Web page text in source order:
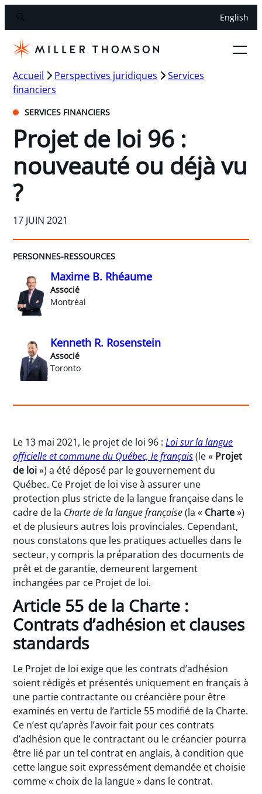
English
Accueil Perspectives juridiques
Services
financiers
SERVICES FINANCIERS
Projet de loi 96 :
nouveauté ou déjà vu
?
17 JUIN 2021
PERSONNES-RESSOURCES
Maxime B. Rhéaume
Associé
Montréal
Kenneth R. Rosenstein
Associé
Toronto
Le 13 mai 2021, le projet de loi 96 :Loi sur la langue
officielle et commune du Québec, le français(le « Projet
de loi») a été déposé par le gouvernement du
Québec. Ce Projet de loi vise à assurer une
protection plus stricte de la langue française dans le
cadre de la Charte de la langue française(la « Charte»)
et de plusieurs autres lois provinciales. Cependant,
nous constatons que les pratiques actuelles dans le
secteur, y compris la préparation des documents de
prêt et de garantie, demeurent largement
inchangées par ce Projet de loi.
Article 55 de la Charte :
Contrats d’adhésion et clauses
standards
Le Projet de loi exige que les contrats d’adhésion
soient rédigés et présentés uniquement en français à
une partie contractante ou créancière pour être
examinés en vertu de l’article 55 modifié de la Charte.
Ce n’est qu’après l’avoir fait pour ces contrats
d’adhésion que le contractant ou le créancier pourra
être lié par un tel contrat en anglais, à condition que
cette langue soit expressément demandée et choisie
comme « choix de la langue » dans le contrat.